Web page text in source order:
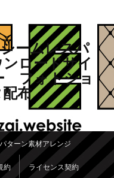
ームレスパ
ロードサイ
フォトショ
布
パターン素材アレンジ
約 ライセンス契約